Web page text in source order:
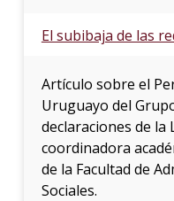
El subibaja de las
Artículo sobre el
Uruguayo del
declaraciones de
coordinadora
de la Facultad de
Sociales.